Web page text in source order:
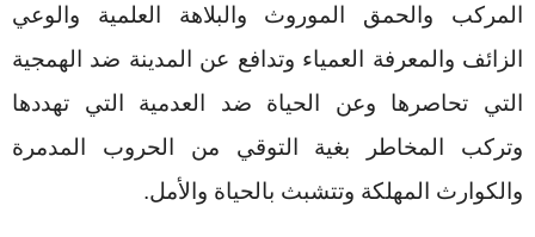
المركب والحمق الموروث والبلاهة العلمية والوعي
الزائف والمعرفة العمياء وتدافع عن المدينة ضد الهمجية
التي تحاصرها وعن الحياة ضد العدمية التي تهددها
وتركب المخاطر بغية التوقي من الحروب المدمرة
والكوارث المهلكة وتتشبث بالحياة والأمل.